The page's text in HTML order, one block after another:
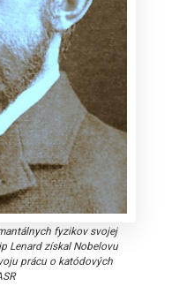
fyzikov svojej
Lenard získal Nobelovu
prácu o katódových